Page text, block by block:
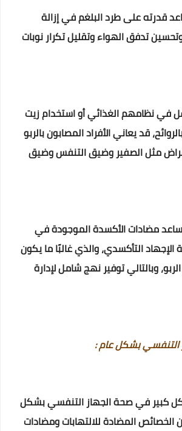
قدرته على طرد البلغم في إزالة
تدفق الهواء وتقليل تكرار نوبات
في نظامهم الغذائي أو استخدام زيت
قد يعاني الأفراد المصابون بالربو
مثل الصفير وضيق التنفس وضيق
مضادات الأكسدة الموجودة في
التأكسدي، والذي غالبًا ما يكون
وبالتالي توفير نهج شامل لإدارة
بشكل عام :
كبير في صحة الجهاز التنفسي بشكل
المضادة للالتهابات ومضادات